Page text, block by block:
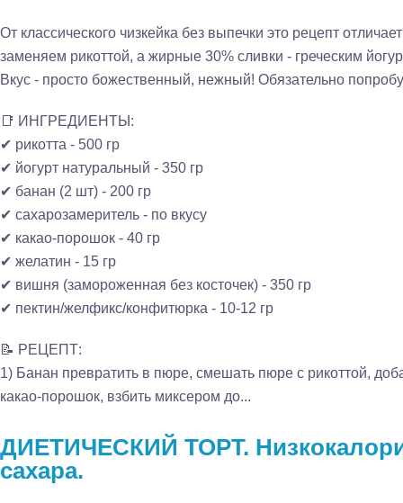
От классического чизкейка без выпечки это рецепт
заменяем рикоттой, а жирные 30% сливки - греческим
Вкус - просто божественный, нежный! Обязательно
📑 ИНГРЕДИЕНТЫ:
✔ рикотта - 500 гр
✔ йогурт натуральный - 350 гр
✔ банан (2 шт) - 200 гр
✔ сахарозамеритель - по вкусу
✔ какао-порошок - 40 гр
✔ желатин - 15 гр
✔ вишня (замороженная без косточек) - 350 гр
✔ пектин/желфикс/конфитюрка - 10-12 гр
📝 РЕЦЕПТ:
1) Банан превратить в пюре, смешать пюре с рикоттой,
какао-порошок, взбить миксером до...
ДИЕТИЧЕСКИЙ ТОРТ.
сахара.